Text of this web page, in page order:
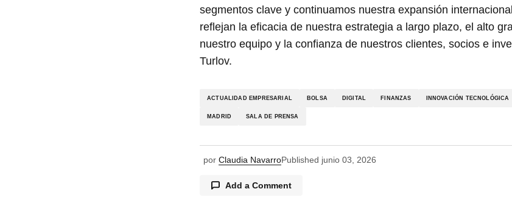
segmentos clave y continuamos nuestra expansión
reflejan la eficacia de nuestra estrategia a largo plazo, el alto
nuestro equipo y la confianza de nuestros clientes, socios e
Turlov.
ACTUALIDAD EMPRESARIAL BOLSA DIGITAL FINANZAS INNOVACIÓN TECNOLÓGICA
MADRID SALA DE PRENSA
por Claudia NavarroPublished junio 03, 2026
Add a Comment